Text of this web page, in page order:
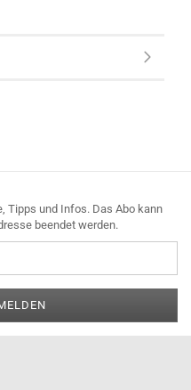
Tipps und Infos. Das Abo kann
beendet werden.